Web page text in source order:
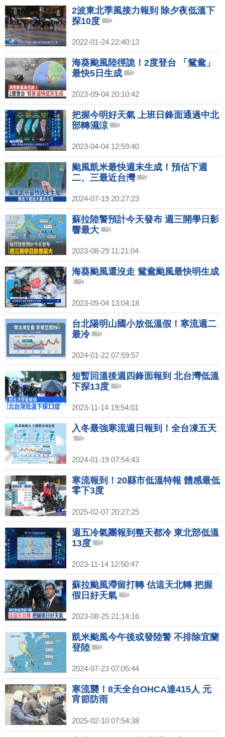
2波東北季風接力報到 除夕夜低溫下
探10度
2022-01-24 22:40:13
海葵颱風陸徑詭！2度登台 「鴛鴦」
最快5日生成
2023-09-04 20:10:42
把握今明好天氣 上班日鋒面通過中北
部轉濕涼
2023-04-04 12:59:40
颱風凱米最快週末生成！預估下週
二、三最近台灣
2024-07-19 20:27:23
蘇拉陸警預計今天發布 週三開學日影
響最大
2023-08-29 11:21:04
海葵颱風還沒走 鴛鴦颱風最快明生成
2023-09-04 13:04:18
台北陽明山國小放低溫假！寒流週二
最冷
2024-01-22 07:59:57
短暫回溫後週四鋒面報到 北台灣低溫
下探13度
2023-11-14 19:54:01
入冬最強寒流週日報到！全台凍五天
2024-01-19 07:54:43
寒流報到！20縣市低溫特報 體感最低
零下3度
2025-02-07 20:27:25
週五冷氣團報到整天都冷 東北部低溫
13度
2023-11-14 12:50:47
蘇拉颱風滯留打轉 估這天北轉 把握
假日好天氣
2023-08-25 21:14:16
凱米颱風今午後或發陸警 不排除宜蘭
登陸
2024-07-23 07:05:44
寒流襲！8天全台OHCA達415人 元
宵節防雨
2025-02-10 07:54:38